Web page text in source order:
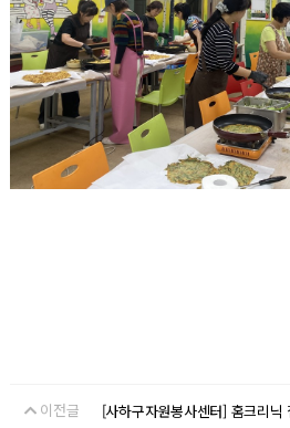
이전글 [사하구자원봉사센터] 홈크리닉